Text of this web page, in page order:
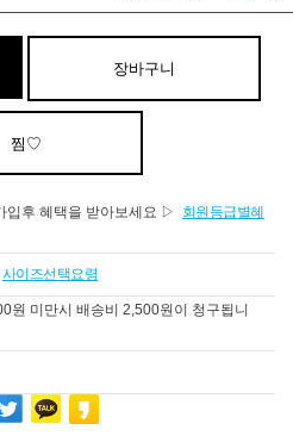
장바구니
찜♡
입후 혜택을 받아보세요 ▷
회원등급별혜
사이즈선택요령
원 미만시 배송비 2,500원이 청구됩니